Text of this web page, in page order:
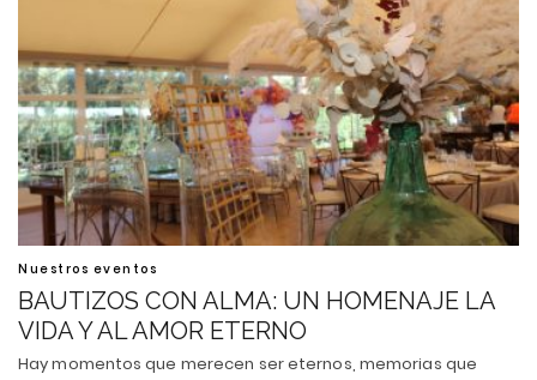
Nuestros eventos
BAUTIZOS CON ALMA: UN HOMENAJE LA
VIDA Y AL AMOR ETERNO
Hay momentos que merecen ser eternos, memorias que